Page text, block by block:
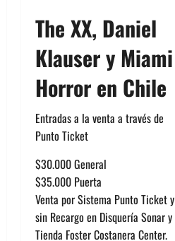
The XX, Daniel
Klauser y Miami
Horror en Chile
Entradas a la venta a través de
Punto Ticket
$30.000 General
$35.000 Puerta
Venta por Sistema Punto Ticket y
sin Recargo en Disquería Sonar y
Tienda Foster Costanera Center.